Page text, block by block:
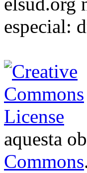
especial:
aquesta
Commons